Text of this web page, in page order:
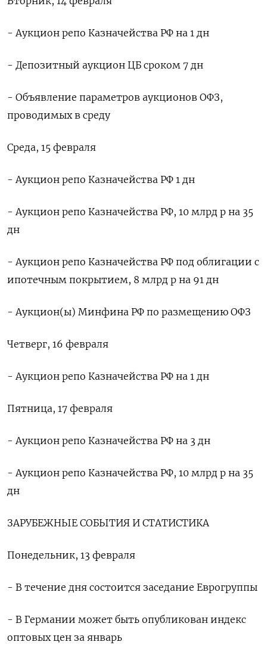
- Аукцион репо Казначейства РФ на 1 дн
- Депозитный аукцион ЦБ сроком 7 дн
- Объявление параметров аукционов ОФЗ,
проводимых в среду
Среда, 15 февраля
- Аукцион репо Казначейства РФ 1 дн
- Аукцион репо Казначейства РФ, 10 млрд р на 35
дн
- Аукцион репо Казначейства РФ под облигации с
ипотечным покрытием, 8 млрд р на 91 дн
- Аукцион(ы) Минфина РФ по размещению ОФЗ
Четверг, 16 февраля
- Аукцион репо Казначейства РФ на 1 дн
Пятница, 17 февраля
- Аукцион репо Казначейства РФ на 3 дн
- Аукцион репо Казначейства РФ, 10 млрд р на 35
дн
ЗАРУБЕЖНЫЕ СОБЫТИЯ И СТАТИСТИКА
Понедельник, 13 февраля
- В течение дня состоится заседание Еврогруппы
- В Германии может быть опубликован индекс
оптовых цен за январь